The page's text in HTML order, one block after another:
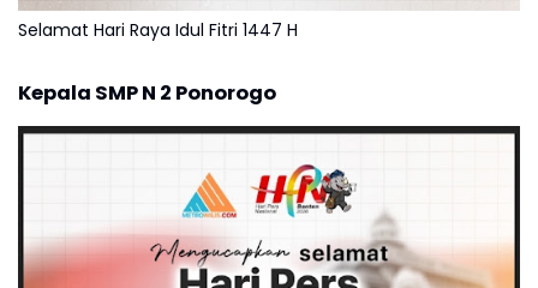
Selamat Hari Raya Idul Fitri 1447 H
Kepala SMP N 2 Ponorogo